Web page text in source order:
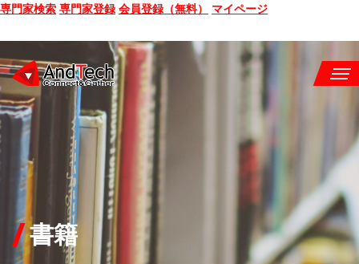
専門家検索 専門家登録 会員登録（無料） マイページ
SEMINAR
BOOK
CONSULTING
SERVICE
COMPANY
書籍